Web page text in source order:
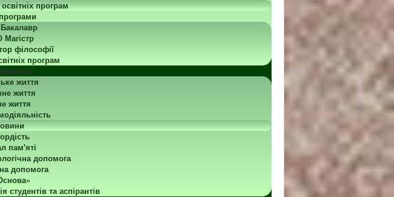
програм
філософії
програм
життя
життя
життя
пам'яті
допомога
допомога
студентів та аспірантів